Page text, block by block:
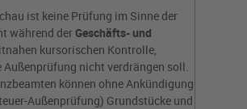
ist keine Prüfung im Sinne der
während der Geschäfts- und
kursorischen Kontrolle,
Außenprüfung nicht verdrängen soll.
können ohne Ankündigung
Außenprüfung) Grundstücke und